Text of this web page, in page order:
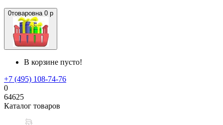
0товаровна 0 р
В корзине пусто!
+7 (495) 108-74-76
0
64625
Каталог товаров